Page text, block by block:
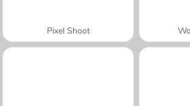
Pixel Shoot